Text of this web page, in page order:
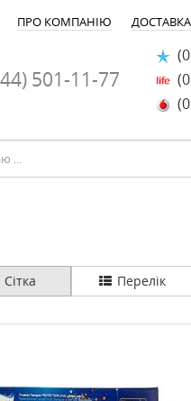
ПРО КОМПАНІЮ
501-11-77
Сітка Перелік